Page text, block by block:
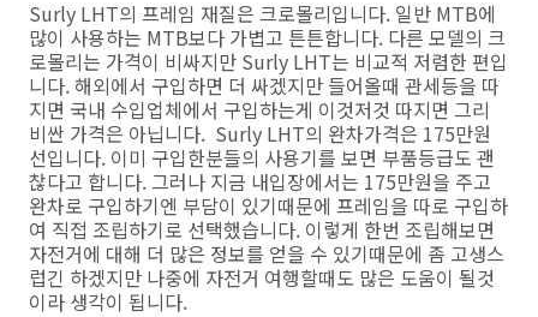
Surly LHT의 프레임 재질은 크로몰리입니다. 일반 MTB에
많이 사용하는 MTB보다 가볍고 튼튼합니다. 다른 모델의 크
로몰리는 가격이 비싸지만 Surly LHT는 비교적 저렴한 편입
니다. 해외에서 구입하면 더 싸겠지만 들어올때 관세등을 따
지면 국내 수입업체에서 구입하는게 이것저것 따지면 그리
비싼 가격은 아닙니다. Surly LHT의 완차가격은 175만원
선입니다. 이미 구입한분들의 사용기를 보면 부품등급도 괜
찮다고 합니다. 그러나 지금 내입장에서는 175만원을 주고
완차로 구입하기엔 부담이 있기때문에 프레임을 따로 구입하
여 직접 조립하기로 선택했습니다. 이렇게 한번 조립해보면
자전거에 대해 더 많은 정보를 얻을 수 있기때문에 좀 고생스
럽긴 하겠지만 나중에 자전거 여행할때도 많은 도움이 될것
이라 생각이 됩니다.